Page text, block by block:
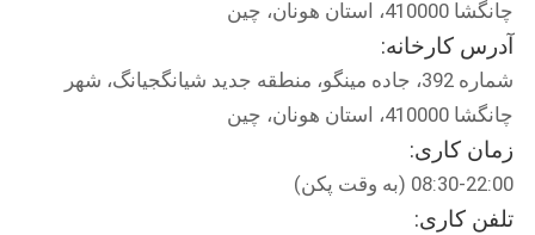
درباره
ما
تور
کارخانه
چانگشا 410000، استان هونان، چین
آدرس کارخانه:
شماره 392، جاده مینگو، منطقه جدید شیانگجیانگ، شهر
چانگشا 410000، استان هونان، چین
زمان کاری:
08:30-22:00 (به وقت پکن)
تلفن کاری: